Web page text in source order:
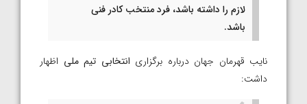
لازم را داشته باشد، فرد منتخب کادر فنی
باشد.
نایب قهرمان جهان درباره برگزاری انتخابی تیم ملی اظهار
داشت: